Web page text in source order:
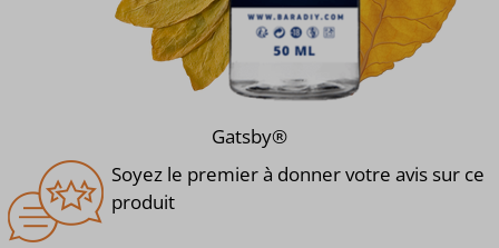
Gatsby®
Soyez le premier à donner votre avis sur ce
produit